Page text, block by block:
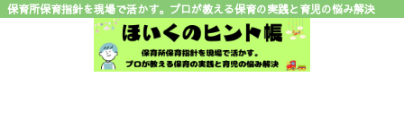
保育所保育指針を現場で活かす。プロが教える保育の実践と育児の悩み解決